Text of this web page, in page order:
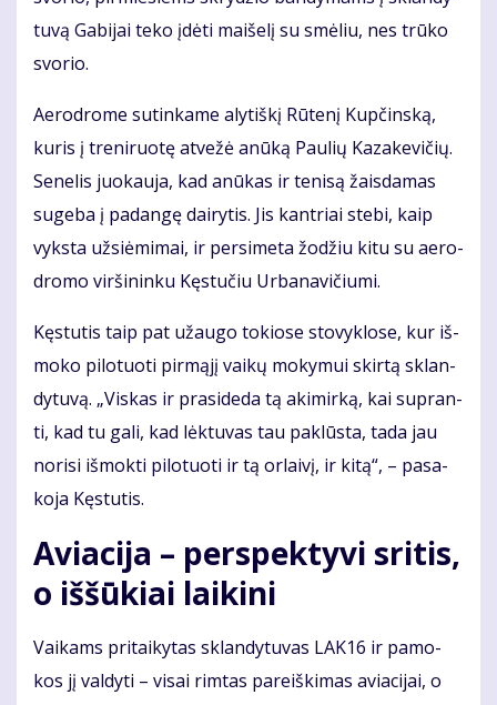
tu­vą Ga­bi­jai te­ko įdė­ti mai­še­lį su smė­liu, nes trū­ko
svo­rio.
Ae­ro­dro­me su­tin­ka­me aly­tiš­kį Rū­te­nį Kup­čins­ką,
ku­ris į tre­ni­ruo­tę at­ve­žė anū­ką Pau­lių Ka­za­ke­vi­čių.
Se­ne­lis juo­kau­ja, kad anū­kas ir te­ni­są žais­da­mas
su­ge­ba į pa­dan­gę dai­ry­tis. Jis kan­triai ste­bi, kaip
vyks­ta už­si­ė­mi­mai, ir per­si­me­ta žo­džiu ki­tu su ae­ro­
dro­mo vir­ši­nin­ku Kęs­tu­čiu Ur­ba­na­vi­čiu­mi.
Kęs­tu­tis taip pat už­au­go to­kio­se sto­vyk­lo­se, kur iš­
mo­ko pi­lo­tuo­ti pir­mą­jį vai­kų mo­ky­mui skir­tą sklan­
dy­tu­vą. „Vis­kas ir pra­si­de­da tą aki­mir­ką, kai su­pran­
ti, kad tu ga­li, kad lėk­tu­vas tau pa­klūs­ta, ta­da jau
no­ri­si iš­mok­ti pi­lo­tuo­ti ir tą or­lai­vį, ir ki­tą“, – pa­sa­
ko­ja Kęs­tu­tis.
Aviacija – perspektyvi sritis,
o iššūkiai laikini
Vai­kams pri­tai­ky­tas sklan­dy­tu­vas LAK16 ir pa­mo­
kos jį val­dy­ti – vi­sai rim­tas pa­reiš­ki­mas avia­ci­jai, o